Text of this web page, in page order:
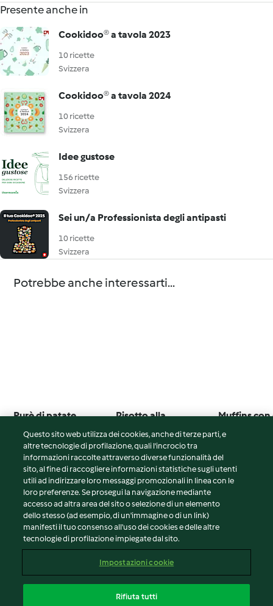
Presente anche in
Cookidoo® a tavola 2023
10 ricette
Svizzera
Cookidoo® a tavola 2024
10 ricette
Svizzera
Idee gustose
156 ricette
Svizzera
Sei un/a Professionista degli antipasti
10 ricette
Svizzera
Potrebbe anche interessarti...
Purè di patate
4.5 (30)
Risotto alla
4.6 (37)
Muffins con
© Copyright 2026
Termini del servizio
Informativa sulla privacy
Note legali
Questo sito web utilizza dei cookies, anche di terze parti, e
altre tecnologie di profilazione, quali l’incrocio tra
informazioni raccolte attraverso diverse funzionalità del
sito, al fine di raccogliere informazioni statistiche sugli utenti
utili ad indirizzare loro messaggi promozionali in linea con le
loro preferenze. Se prosegui la navigazione mediante
accesso ad altra area del sito o selezione di un elemento
dello stesso (ad esempio, di un'immagine o di un link)
manifesti il tuo consenso all'uso dei cookies e delle altre
tecnologie di profilazione impiegate dal sito.
Impostazioni cookie
Rifiuta tutti